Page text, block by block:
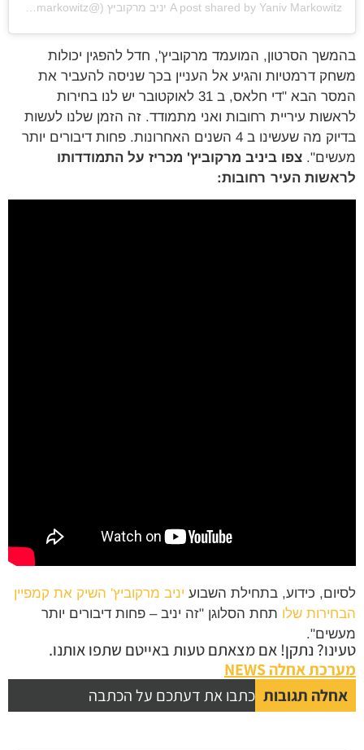
A post shared by Yaniv Markowitz יניב מרקוביץ (@yaniv_markowitz)
בהמשך הסרטון, המועמד מרקוביץ', חדל להפגין יכולות
משחק דרמטיות והגיע אל העניין בכך שניסה להעביר את
המסר הבא "די חלאס, ב 31 לאוקטובר יש לנו בחירות
לראשות עיריית רחובות ואני מתמודד. זה הזמן שלנו לעשות
בדיוק מה שעשינו ב 4 השנים האחרונות. פחות דיבורים יותר
מעשים". צפו ביניב מרקוביץ' מכריז על התמודדותו
לראשות העיר רחובות:
לסיום, כידוע, בתחילת השבוע יניב מרקוביץ' השיק את קמפיין
הבחירות שלו תחת הסלוגן "זה יניב – פחות דיבורים יותר
מעשים".
טעינו? נתקן! אם מצאתם טעות באייטם שתפו אותנו.
מערכת אחלה NEWS
אחלה תגובות כתבו את דעתכם על הכתבה